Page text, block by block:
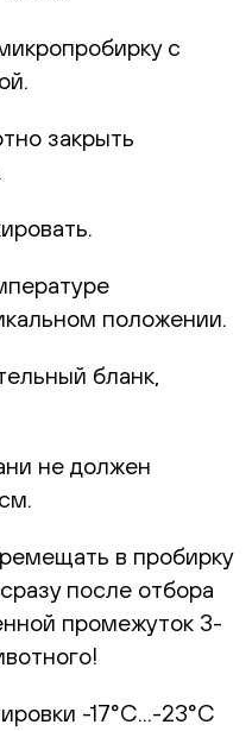
с
закрыть
положении.
бланк,
не должен
в пробирку
после отбора
промежуток 3-
-17°С...-23°С